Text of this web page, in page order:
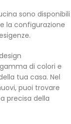
sono disponibili
la configurazione
di colori e
tua casa. Nel
puoi trovare
precisa della